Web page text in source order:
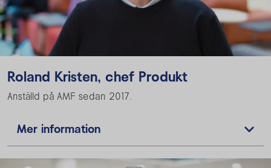
Roland Kristen, chef Produkt
Anställd på AMF sedan 2017.
Mer information